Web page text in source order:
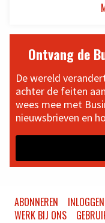
Ontvang de
De wereld
achter de feiten
wees mee met
nieuwsbrieven en
ABONNEREN INLOGGEN
WERK BIJ ONS